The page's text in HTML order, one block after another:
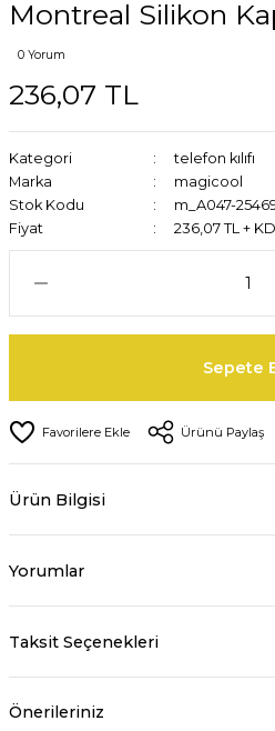
Montreal Silikon
0 Yorum
236,07 TL
Kategori
telefon kılıfı
Marka
magicool
Stok Kodu
m_A047-
Fiyat
236,07 TL +
Sepete
Ürünü Paylaş
Ürün Bilgisi
Yorumlar
Taksit Seçenekleri
Önerileriniz